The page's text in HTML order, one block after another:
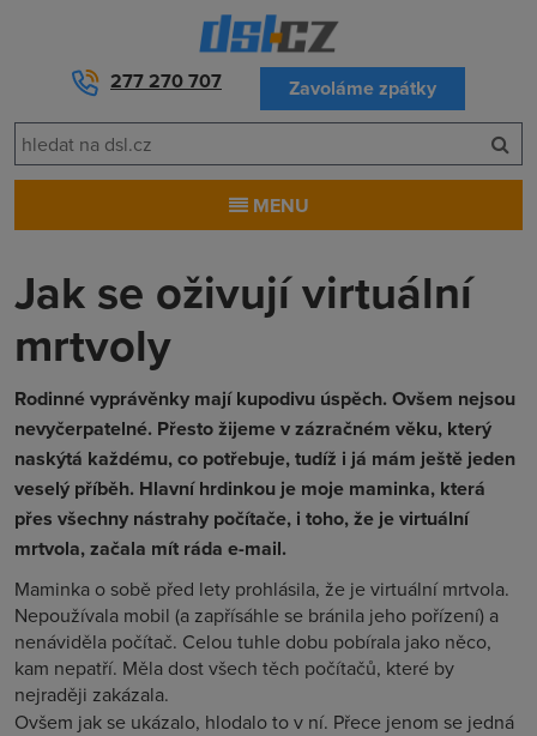
277 270 707 Zavoláme zpátky
MENU
Jak se oživují virtuální
mrtvoly
Rodinné vyprávěnky mají kupodivu úspěch. Ovšem nejsou
nevyčerpatelné. Přesto žijeme v zázračném věku, který
naskýtá každému, co potřebuje, tudíž i já mám ještě jeden
veselý příběh. Hlavní hrdinkou je moje maminka, která
přes všechny nástrahy počítače, i toho, že je virtuální
mrtvola, začala mít ráda e-mail.
Maminka o sobě před lety prohlásila, že je virtuální mrtvola.
Nepoužívala mobil (a zapřísáhle se bránila jeho pořízení) a
nenáviděla počítač. Celou tuhle dobu pobírala jako něco,
kam nepatří. Měla dost všech těch počítačů, které by
nejraději zakázala.
Ovšem jak se ukázalo, hlodalo to v ní. Přece jenom se jedná